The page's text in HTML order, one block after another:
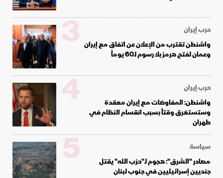
حرب إيران
واشنطن تقترب من الإعلان عن اتفاق مع إيران
وعمان لفتح هرمز بلا رسوم لـ60 يوماً
3
حرب إيران
واشنطن: المفاوضات مع إيران معقدة
وستستغرق وقتاً بسبب انقسام النظام في
طهران
4
سياسة
مصادر "الشرق": هجوم لـ"حزب الله" يقتل
جنديين إسرائيليين في جنوب لبنان
5